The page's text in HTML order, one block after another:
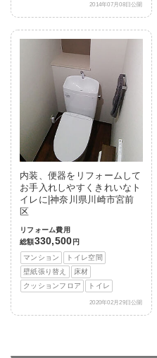
2014年07月08日公開
内装、便器をリフォームして
お手入れしやすくきれいなト
イレに|神奈川県川崎市宮前
区
リフォーム費用
総額330,500 円
マンション
トイレ空間
壁紙張り替え
床材
クッションフロア
トイレ
2020年02月29日公開